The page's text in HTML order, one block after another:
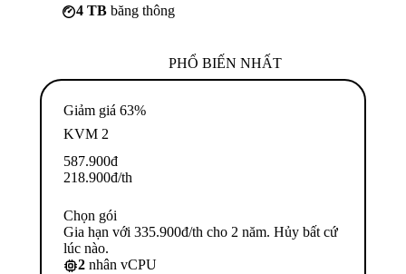
4 TB băng thông
PHỔ BIẾN NHẤT
Giảm giá 63%
KVM 2
587.900đ
218.900đ/th
Chọn gói
Gia hạn với 335.900đ/th cho 2 năm. Hủy bất cứ
lúc nào.
2 nhân vCPU